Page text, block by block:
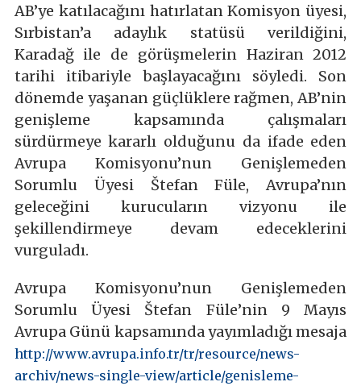
AB’ye katılacağını hatırlatan Komisyon üyesi,
Sırbistan’a adaylık statüsü verildiğini,
Karadağ ile de görüşmelerin Haziran 2012
tarihi itibariyle başlayacağını söyledi. Son
dönemde yaşanan güçlüklere rağmen, AB’nin
genişleme kapsamında çalışmaları
sürdürmeye kararlı olduğunu da ifade eden
Avrupa Komisyonu’nun Genişlemeden
Sorumlu Üyesi Štefan Füle, Avrupa’nın
geleceğini kurucuların vizyonu ile
şekillendirmeye devam edeceklerini
vurguladı.
Avrupa Komisyonu’nun Genişlemeden
Sorumlu Üyesi Štefan Füle’nin 9 Mayıs
Avrupa Günü kapsamında yayımladığı mesaja
http://www.avrupa.info.tr/tr/resource/news-
archiv/news-single-view/article/genisleme-